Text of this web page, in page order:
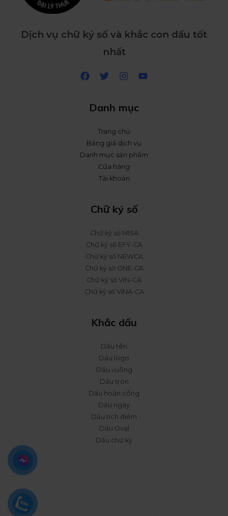
Dịch vụ chữ ký số và khắc con dấu tốt
nhất
Danh mục
Trang chủ
Bảng giá dịch vụ
Danh mục sản phẩm
Cửa hàng
Tài khoản
Chữ ký số
Chữ ký số MISA
Chữ ký số EFY-CA
Chữ ký số NEWCA
Chữ ký số ONE-CA
Chữ ký số VIN-CA
Chữ ký số VINA-CA
Khắc dấu
Dấu tên
Dấu logo
Dấu vuông
Dấu tròn
Dấu hoàn công
Dấu ngày
Dấu tích điểm
Dấu Oval
Dấu chữ ký